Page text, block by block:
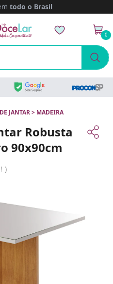
todo o Brasil
0
JANTAR> MADEIRA
Robusta
90x90cm